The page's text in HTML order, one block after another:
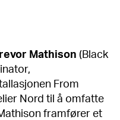
Mathison (Black
From
Nord til å omfatte
framfører et